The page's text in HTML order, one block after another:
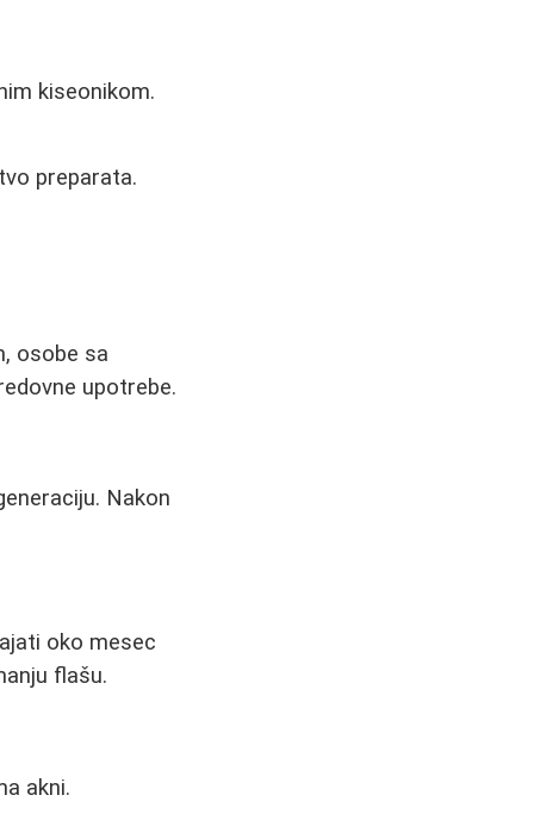
kiseonikom.
preparata.
osobe sa
upotrebe.
Nakon
oko mesec
flašu.
akni.